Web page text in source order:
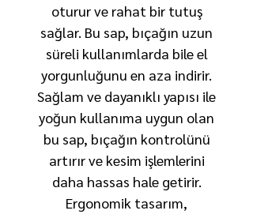
oturur ve rahat bir tutuş
sağlar. Bu sap, bıçağın uzun
süreli kullanımlarda bile el
yorgunluğunu en aza indirir.
Sağlam ve dayanıklı yapısı ile
yoğun kullanıma uygun olan
bu sap, bıçağın kontrolünü
artırır ve kesim işlemlerini
daha hassas hale getirir.
Ergonomik tasarım,